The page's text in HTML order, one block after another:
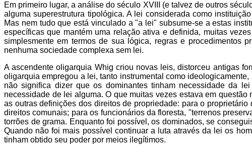
Em primeiro lugar, a análise do século XVIII (e talvez de outros
alguma superestrutura tipológica. A lei considerada como
Mas nem tudo que está vinculado a "a lei" subsume-se a estas
específicas que mantém uma relação ativa e definida, muitas
simplesmente em termos de sua lógica, regras e procedimentos
nenhuma sociedade complexa sem lei.
A ascendente oligarquia Whig criou novas leis, distorceu antigas
oligarquia empregou a lei, tanto instrumental como
não significa dizer que os dominantes tinham necessidade da
necessidade de lei alguma. O que muitas vezes estava em
as outras definições dos direitos de propriedade: para o
direitos comunais; para os funcionários da floresta, "terrenos
torrões de grama. Enquanto foi possível, os dominados, se
Quando não foi mais possível continuar a luta através da lei os
tinham obtido seu poder por meios ilegítimos.